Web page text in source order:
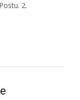
2.